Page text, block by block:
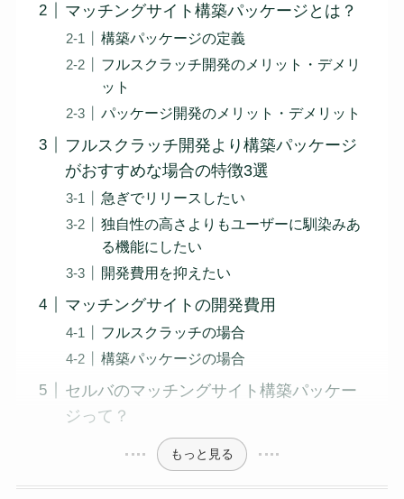
マッチングサイト構築パッケージとは？
構築パッケージの定義
フルスクラッチ開発のメリット・デメリ
ット
パッケージ開発のメリット・デメリット
フルスクラッチ開発より構築パッケージ
がおすすめな場合の特徴3選
急ぎでリリースしたい
独自性の高さよりもユーザーに馴染みあ
る機能にしたい
開発費用を抑えたい
マッチングサイトの開発費用
フルスクラッチの場合
構築パッケージの場合
セルバのマッチングサイト構築パッケー
ジって？
もっと見る